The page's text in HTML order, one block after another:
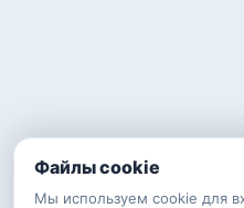
Файлы cookie
Мы используем cookie для